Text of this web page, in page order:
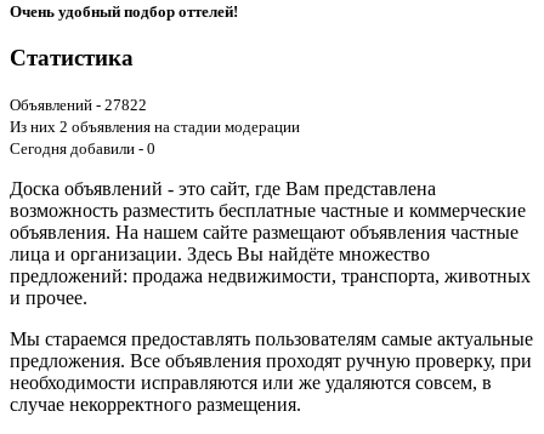
Очень удобный подбор оттелей!
Статистика
Объявлений - 27822
Из них 2 объявления на стадии модерации
Сегодня добавили - 0
Доска объявлений - это сайт, где Вам представлена
возможность разместить бесплатные частные и коммерческие
объявления. На нашем сайте размещают объявления частные
лица и организации. Здесь Вы найдёте множество
предложений: продажа недвижимости, транспорта, животных
и прочее.
Мы стараемся предоставлять пользователям самые актуальные
предложения. Все объявления проходят ручную проверку, при
необходимости исправляются или же удаляются совсем, в
случае некорректного размещения.